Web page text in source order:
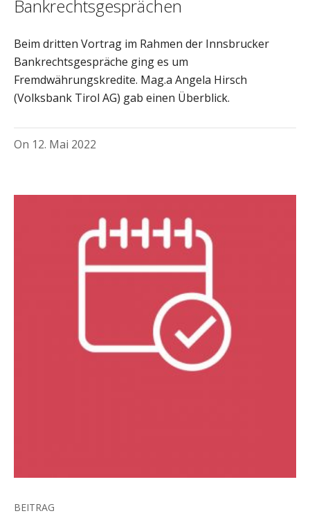
Bankrechtsgesprächen
Beim dritten Vortrag im Rahmen der Innsbrucker
Bankrechtsgespräche ging es um
Fremdwährungskredite. Mag.a Angela Hirsch
(Volksbank Tirol AG) gab einen Überblick.
On 12. Mai 2022
BEITRAG